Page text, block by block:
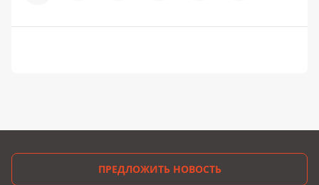
ПРЕДЛОЖИТЬ НОВОСТЬ